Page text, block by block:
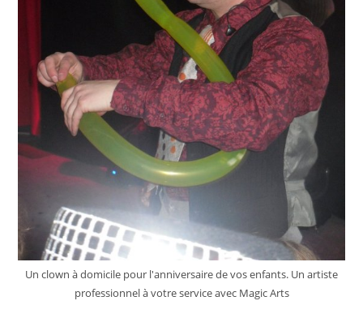
Un clown à domicile pour l'anniversaire de vos enfants. Un artiste
professionnel à votre service avec Magic Arts